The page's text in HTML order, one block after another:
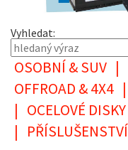
Vyhledat:
OSOBNÍ & SUV |
OFFROAD & 4X4 |
| OCELOVÉ DISKY
| PŘÍSLUŠENSTVÍ